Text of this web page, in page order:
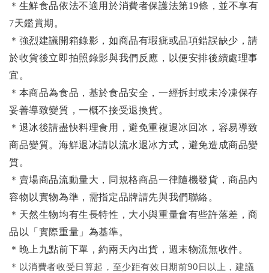
＊生鮮食品依法不適用於消費者保護法第19條，並不享有
7天鑑賞期。
＊強烈建議開箱錄影，如商品有瑕疵或品項錯誤缺少，請
於收貨後立即拍照錄影與我們反應，以便安排後續處理事
宜。
＊本商品為食品，基於食品安全，一經拆封或未冷凍保存
妥善導致變質，一概不接受退換貨。
＊退冰後請盡快料理食用，避免重複退冰回冰，容易導致
商品變質。海鮮退冰請以流水退冰方式，避免造成商品變
質。
＊賣場商品流動量大，同規格商品一律隨機發貨，商品內
容物以實物為準，需指定品牌請先與我們聯絡。
＊天然生物均有生長特性，大小與重量會有些許落差，商
品以「實際重量」為基準。
＊晚上九點前下單，約兩天內出貨，週末物流無收件。
＊ 以消費者收受日算起，至少距有效日期前90日以上，建議